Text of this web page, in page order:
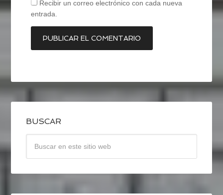
Recibir un correo electrónico con cada nueva
entrada.
BUSCAR